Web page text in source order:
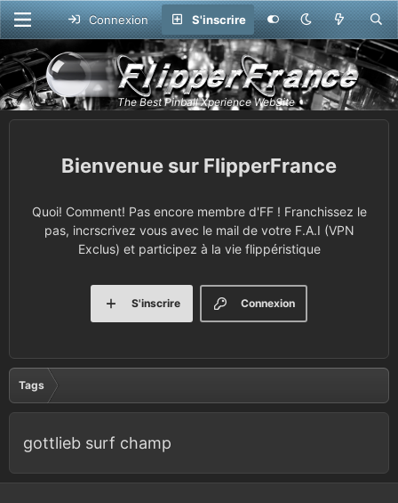
Connexion S'inscrire
FlipperFrance
Quoi! Comment! Pas encore membre d'FF ! Franchissez le
pas, incrscrivez vous avec le mail de votre F.A.I (VPN
Exclus) et participez à la vie flippéristique
Connexion
S'inscrire
Tags
gottlieb surf champ